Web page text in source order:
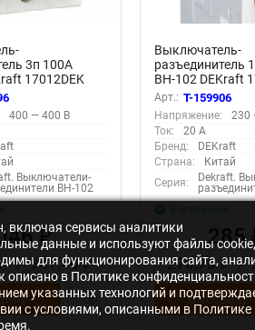
3п 100А
17012DEK
400 — 400 В
Выключатели-
ВН-102
₽
/941,40₽
Выключатель-
разъединитель
ВН-102 DEKraft
Арт.: T-159906
Напряжение:
230
Ток:
20 А
Бренд:
DEKraft
Страна:
Китай
Серия:
Dekraft.
285
270,75 ₽/
В корзину
включая сервисы аналитики
данные и используют файлы cookie,
для функционирования сайта,
описано в Политике
указанных технологий и
с условиями, описанными в Политике